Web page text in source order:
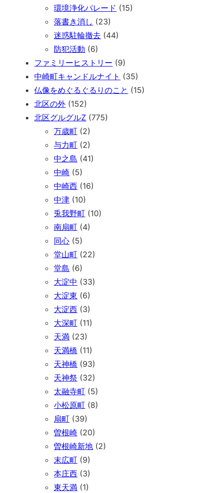
環境浄化パレード (15)
落書き消し (23)
迷惑駐輪撤去 (44)
防犯活動 (6)
ファミリーヒストリー (9)
中崎町キャンドルナイト (35)
仏像をめぐるぐるりのこと (15)
北区の外 (152)
北区グルグルZ (775)
万歳町 (2)
与力町 (2)
中之島 (41)
中崎 (5)
中崎西 (16)
中津 (10)
兎我野町 (10)
南扇町 (4)
同心 (5)
堂山町 (22)
堂島 (6)
大淀中 (33)
大淀東 (6)
大淀西 (3)
大深町 (11)
天満 (23)
天満橋 (11)
天神橋 (93)
天神祭 (32)
太融寺町 (5)
小松原町 (8)
扇町 (39)
曽根崎 (20)
曽根崎新地 (2)
末広町 (9)
本庄西 (3)
東天満 (1)